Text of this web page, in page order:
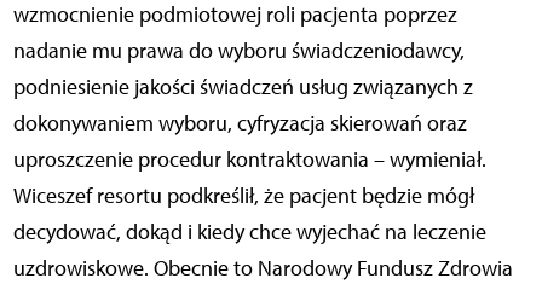
wzmocnienie podmiotowej roli pacjenta poprzez
nadanie mu prawa do wyboru świadczeniodawcy,
podniesienie jakości świadczeń usług związanych z
dokonywaniem wyboru, cyfryzacja skierowań oraz
uproszczenie procedur kontraktowania – wymieniał.
Wiceszef resortu podkreślił, że pacjent będzie mógł
decydować, dokąd i kiedy chce wyjechać na leczenie
uzdrowiskowe. Obecnie to Narodowy Fundusz Zdrowia